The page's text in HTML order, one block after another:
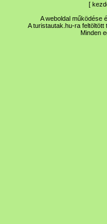
[
A weboldal működése
A turistautak.hu-ra
Minden